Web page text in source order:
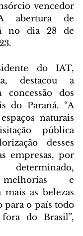
vencedor
abertura de
no dia 28 de
do IAT,
destacou a
concessão dos
do Paraná. “A
naturais
pública
desses
empresas, por
e
as belezas
para o país todo
do Brasil”,